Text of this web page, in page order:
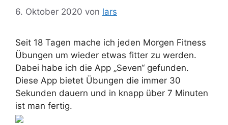
6. Oktober 2020 von lars
Seit 18 Tagen mache ich jeden Morgen Fitness
Übungen um wieder etwas fitter zu werden.
Dabei habe ich die App „Seven“ gefunden.
Diese App bietet Übungen die immer 30
Sekunden dauern und in knapp über 7 Minuten
ist man fertig.